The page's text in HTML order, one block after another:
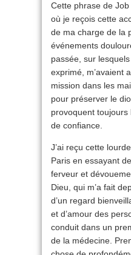
Cette phrase de
où je reçois cette
de ma charge de la
événements
passée, sur
exprimé, m’avaient
mission dans les
pour préserver le
provoquent
de confiance.
J’ai reçu cette
Paris en essayant
ferveur et
Dieu, qui m’a fait
d’un regard
et d’amour des
conduit dans un
de la médecine.